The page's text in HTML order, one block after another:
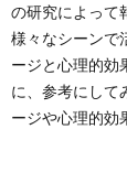
の研究によって
様々なシーンで
ージと心理的効
に、参考にして
ージや心理的効